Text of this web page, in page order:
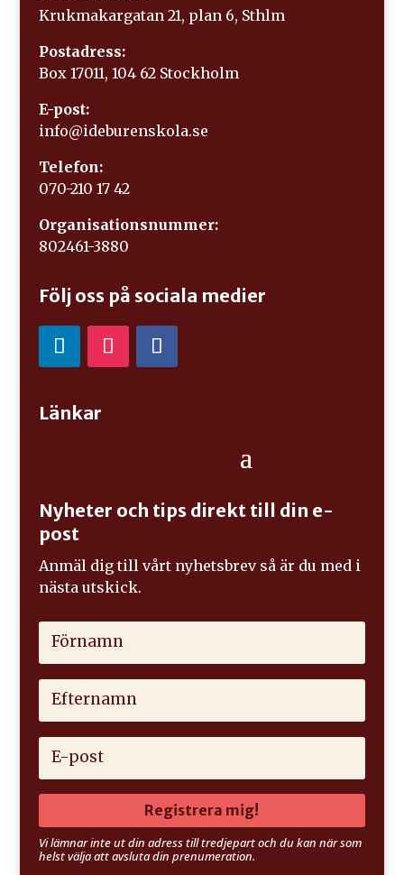
Krukmakargatan 21, plan 6, Sthlm
Postadress:
Box 17011, 104 62 Stockholm
E-post:
info@ideburenskola.se
Telefon:
070-210 17 42
Organisationsnummer:
802461-3880
Följ oss på sociala medier
Länkar
Nyheter och tips direkt till din e-
post
Anmäl dig till vårt nyhetsbrev så är du med i
nästa utskick.
Registrera mig!
Vi lämnar inte ut din adress till tredjepart och du kan när som
helst välja att avsluta din prenumeration.